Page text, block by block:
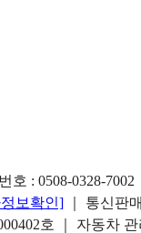
호 : 0508-0328-7002
보확인]
｜ 통신판
호 ｜ 자동차